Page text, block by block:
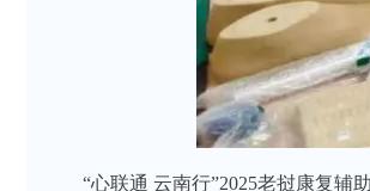
“心联通 云南行”2025老挝康复